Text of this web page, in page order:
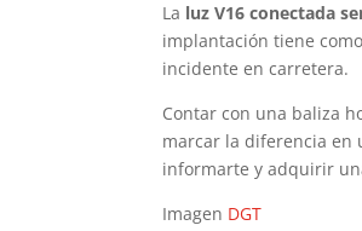
La luz V16 conectada
implantación tiene
incidente en carretera.
Contar con una baliza
marcar la diferencia en
informarte y adquirir
Imagen DGT